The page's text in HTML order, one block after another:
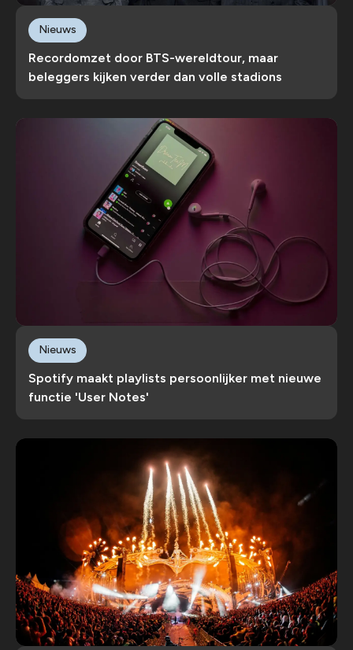
Recordomzet door BTS-wereldtour, maar
beleggers kijken verder dan volle stadions
Nieuws
Spotify maakt playlists persoonlijker met nieuwe
functie 'User Notes'
Nieuws